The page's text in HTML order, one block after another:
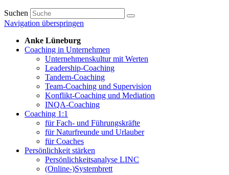
Suchen
Navigation überspringen
Anke Lüneburg
Coaching in Unternehmen
Unternehmenskultur mit Werten
Leadership-Coaching
Tandem-Coaching
Team-Coaching und Supervision
Konflikt-Coaching und Mediation
INQA-Coaching
Coaching 1:1
für Fach- und Führungskräfte
für Naturfreunde und Urlauber
für Coaches
Persönlichkeit stärken
Persönlichkeitsanalyse LINC
(Online-)Systembrett